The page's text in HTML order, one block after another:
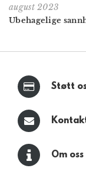
august 2023
Ubehagelige
Støtt
Om oss